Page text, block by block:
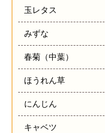
玉レタス
みずな
春菊（中葉）
ほうれん草
にんじん
キャベツ